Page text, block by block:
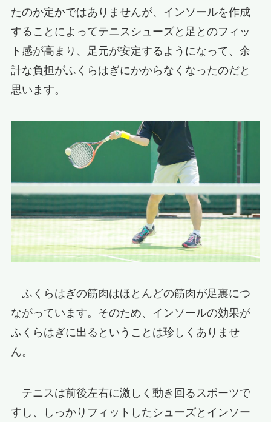
たのか定かではありませんが、インソールを作成
することによってテニスシューズと足とのフィッ
ト感が高まり、足元が安定するようになって、余
計な負担がふくらはぎにかからなくなったのだと
思います。
ふくらはぎの筋肉はほとんどの筋肉が足裏につ
ながっています。そのため、インソールの効果が
ふくらはぎに出るということは珍しくありませ
ん。
テニスは前後左右に激しく動き回るスポーツで
すし、しっかりフィットしたシューズとインソー